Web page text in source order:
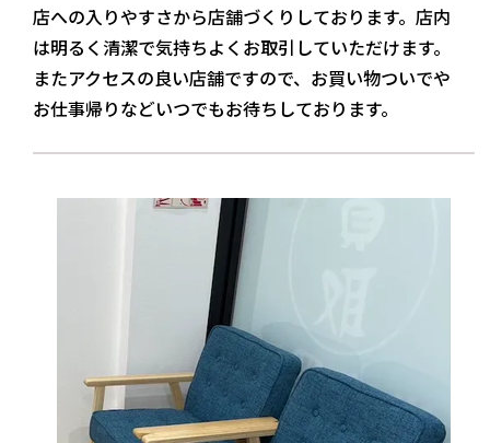
店への入りやすさから店舗づくりしております。店内
は明るく清潔で気持ちよくお取引していただけます。
またアクセスの良い店舗ですので、お買い物ついでや
お仕事帰りなどいつでもお待ちしております。